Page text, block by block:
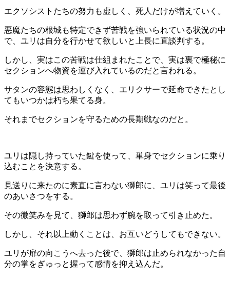
エクソシストたちの努力も虚しく、死人だけが増えていく。
悪魔たちの根城も特定できず苦戦を強いられている状況の中
で、ユリは自分を行かせて欲しいと上長に直談判する。
しかし、実はこの苦戦は仕組まれたことで、実は裏で極秘に
セクションへ物資を運び入れているのだと言われる。
サタンの容態は思わしくなく、エリクサーで延命できたとし
てもいつかは朽ち果てる身。
それまでセクションを守るための長期戦なのだと。
ユリは隠し持っていた鍵を使って、単身でセクションに乗り
込むことを決意する。
見送りに来たのに素直に言わない獅郎に、ユリは笑って最後
のあいさつをする。
その微笑みを見て、獅郎は思わず腕を取って引き止めた。
しかし、それ以上動くことは、お互いどうしてもできない。
ユリが扉の向こうへ去った後で、獅郎は止められなかった自
分の掌をぎゅっと握って感情を抑え込んだ。